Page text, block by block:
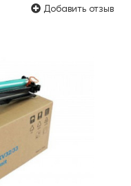
Добавить отзыв